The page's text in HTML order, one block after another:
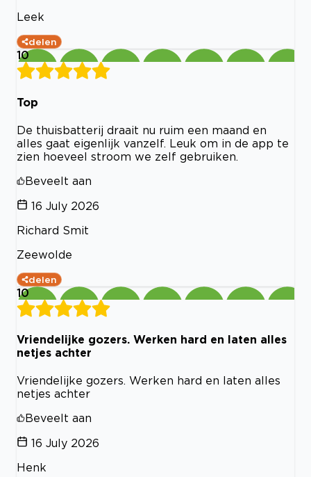
Leek
delen
10
Top
De thuisbatterij draait nu ruim een maand en
alles gaat eigenlijk vanzelf. Leuk om in de app te
zien hoeveel stroom we zelf gebruiken.
Beveelt aan
16 July 2026
Richard Smit
Zeewolde
delen
10
Vriendelijke gozers. Werken hard en laten alles
netjes achter
Vriendelijke gozers. Werken hard en laten alles
netjes achter
Beveelt aan
16 July 2026
Henk